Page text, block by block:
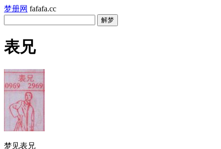
梦册网 fafafa.cc
表兄
梦见表兄